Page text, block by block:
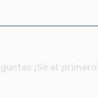
¡Sé el primero!